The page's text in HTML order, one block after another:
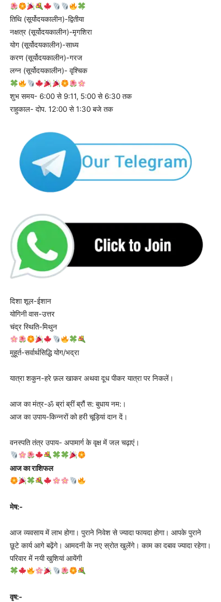
तिथि (सूर्योदयकालीन)-द्वितीया
नक्षत्र (सूर्योदयकालीन)-मृगशिरा
योग (सूर्योदयकालीन)-साध्य
करण (सूर्योदयकालीन)-गरज
लग्न (सूर्योदयकालीन)- वृश्चिक
शुभ समय- 6:00 से 9:11, 5:00 से 6:30 तक
राहुकाल- दोप. 12:00 से 1:30 बजे तक
दिशा शूल-ईशान
योगिनी वास-उत्तर
चंद्र स्थिति-मिथुन
मुहूर्त-सर्वार्थसिद्धि योग/भद्रा
यात्रा शकुन-हरे फ़ल खाकर अथवा दूध पीकर यात्रा पर निकलें।
आज का मंत्र-ॐ ब्रां ब्रीं ब्रौं स: बुधाय नम:।
आज का उपाय-किन्नरों को हरी चूड़ियां दान दें।
वनस्पति तंत्र उपाय- अपामार्ग के वृक्ष में जल चढ़ाएं।
आज का राशिफल
मेष:-
आज व्यवसाय में लाभ होगा। पुराने निवेश से ज्यादा फायदा होगा। आपके पुराने
छूटे कार्य आगे बढ़ेंगे। आमदनी के नए स्रोत खुलेंगे। काम का दबाव ज्यादा रहेगा।
परिवार में नयी खुशियां आयेंगी
वृष:-